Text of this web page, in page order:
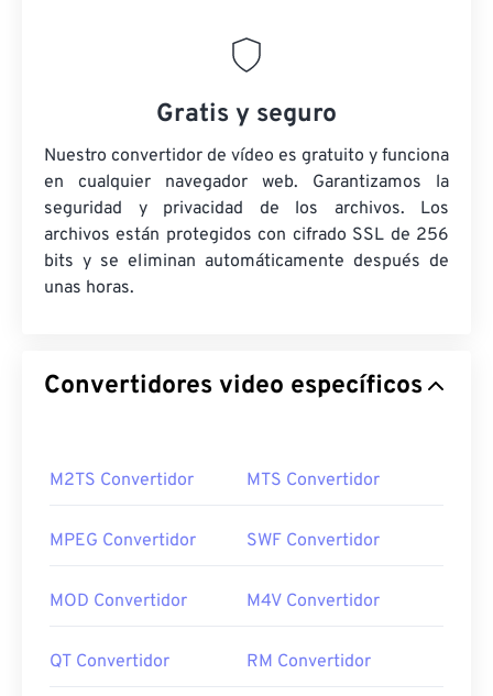
Gratis y seguro
Nuestro convertidor de vídeo es gratuito y funciona
en cualquier navegador web. Garantizamos la
seguridad y privacidad de los archivos. Los
archivos están protegidos con cifrado SSL de 256
bits y se eliminan automáticamente después de
unas horas.
Convertidores video específicos
M2TS Convertidor MTS Convertidor
MPEG Convertidor SWF Convertidor
MOD Convertidor M4V Convertidor
QT Convertidor RM Convertidor